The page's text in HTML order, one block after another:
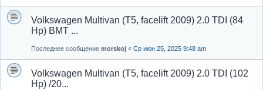
Volkswagen Multivan (T5, facelift 2009) 2.0 TDI (84
Hp) BMT ...
Последнее сообщение morskoj « Ср июн 25, 2025 9:48 am
Volkswagen Multivan (T5, facelift 2009) 2.0 TDI (102
Hp) /20...